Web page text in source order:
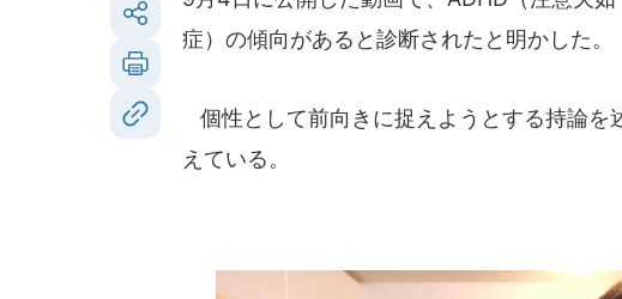
症）の傾向があると診断されたと明かした。
個性として前向きに捉えようとする持論を
えている。